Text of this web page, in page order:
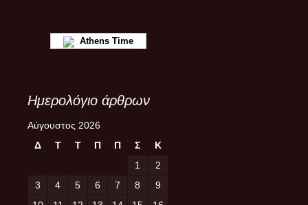
Athens Time
Ημερολόγιο άρθρων
Αύγουστος 2026
Δ
Τ Τ Π Π Σ
Κ
1
2
3
4 5 6 7 8
9